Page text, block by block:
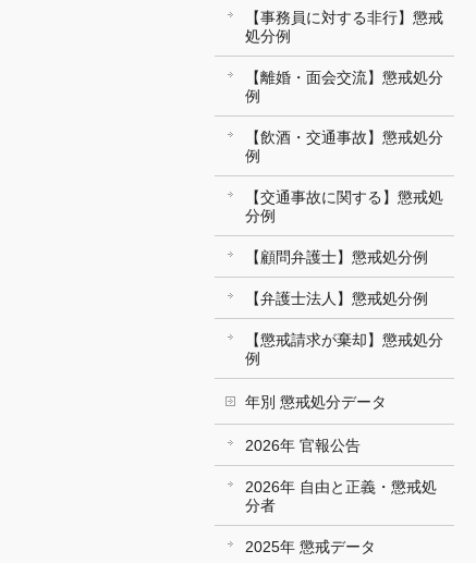
【事務員に対する非行】懲戒
処分例
【離婚・面会交流】懲戒処分
例
【飲酒・交通事故】懲戒処分
例
【交通事故に関する】懲戒処
分例
【顧問弁護士】懲戒処分例
【弁護士法人】懲戒処分例
【懲戒請求が棄却】懲戒処分
例
年別 懲戒処分データ
2026年 官報公告
2026年 自由と正義・懲戒処
分者
2025年 懲戒データ